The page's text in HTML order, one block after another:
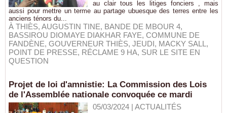
au clair tous les litiges fonciers , mais
aussi pour mettre un terme au partage ubuesque des terres entre les
anciens ténors du...
À THIÈS, AUGUSTIN TINE, BANDE DE MBOUR 4,
BASSIROU DIOMAYE DIAKHAR FAYE, COMMUNE DE
FANDÈNE, GOUVERNEUR THIÈS, JEUDI, MACKY SALL ,
POINT DE PRESSE, RÉCLAME 9 HA, SUR LE SITE EN
QUESTION
Projet de loi d'amnistie: La Commission des Lois
de l'Assemblée nationale convoquée ce mardi
05/03/2024| ACTUALITÉS